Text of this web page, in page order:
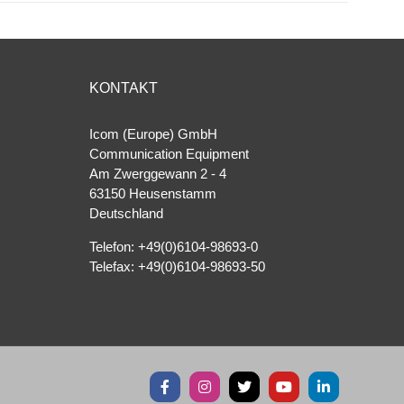
KONTAKT
Icom (Europe) GmbH
Communication Equipment
Am Zwerggewann 2 ‐ 4
63150 Heusenstamm
Deutschland
Telefon: +49(0)6104-98693-0
Telefax: +49(0)6104-98693-50
FacebookInstagram
X YouTubeLinkedIn